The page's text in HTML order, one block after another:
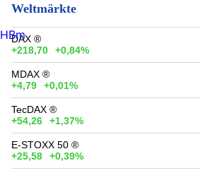
Weltmärkte
DAX ®
+218,70
+0,84%
MDAX ®
+4,79
+0,01%
TecDAX ®
+54,26
+1,37%
E-STOXX 50 ®
+25,58
+0,39%
HBm